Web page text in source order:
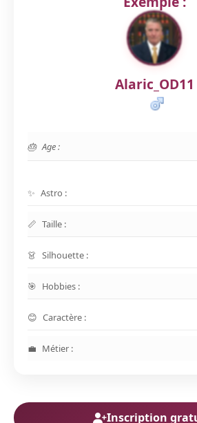
Alaric_OD11
Age :
Astro :
Taille :
Silhouette :
Hobbies :
Caractère :
Métier :
Inscription